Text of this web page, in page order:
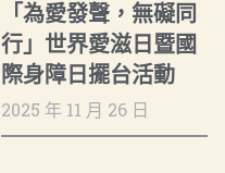
「為愛發聲，無礙同
行」世界愛滋日暨國
際身障日擺台活動
2025 年 11 月 26 日